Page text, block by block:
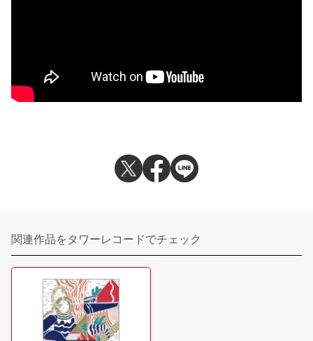
関連作品をタワーレコードでチェック